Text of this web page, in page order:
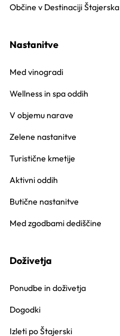
Občine v Destinaciji Štajerska
Nastanitve
Med vinogradi
Wellness in spa oddih
V objemu narave
Zelene nastanitve
Turistične kmetije
Aktivni oddih
Butične nastanitve
Med zgodbami dediščine
Doživetja
Ponudbe in doživetja
Dogodki
Izleti po Štajerski